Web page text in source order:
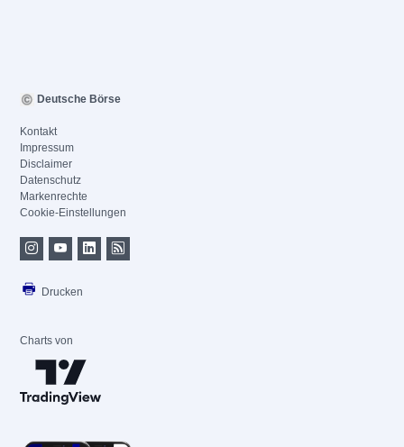
Deutsche Börse
Kontakt
Impressum
Disclaimer
Datenschutz
Markenrechte
Cookie-Einstellungen
Drucken
Charts von